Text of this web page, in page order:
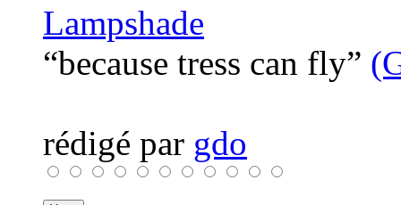
Lampshade
“because tress can fly”
rédigé par gdo